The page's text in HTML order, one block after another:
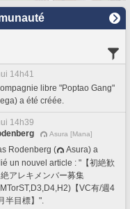
14h41
libre "Poptao Gang"
a été créée.
14h39
Asura [Mana]
Rodenberg (
Asura) a
un nouvel article : "【初絶歓
アレキメンバー募集
【VC有/週4
半目標】".